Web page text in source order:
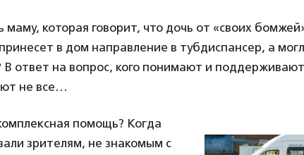
которая говорит, что дочь от «своих
в дом направление в тубдиспансер, а
В ответ на вопрос, кого понимают и
не все…
помощь? Когда
зрителям, не знакомым с